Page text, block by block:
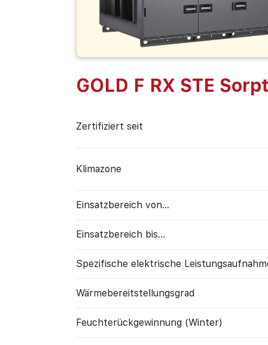
GOLD F RX STE
Zertifiziert seit
Klimazone
Einsatzbereich von...
Einsatzbereich bis...
Spezifische elektrische
Wärme­bereitstellungs­grad
Feuchte­rück­gewinnung (Winter)